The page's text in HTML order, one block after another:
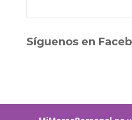
Síguenos en